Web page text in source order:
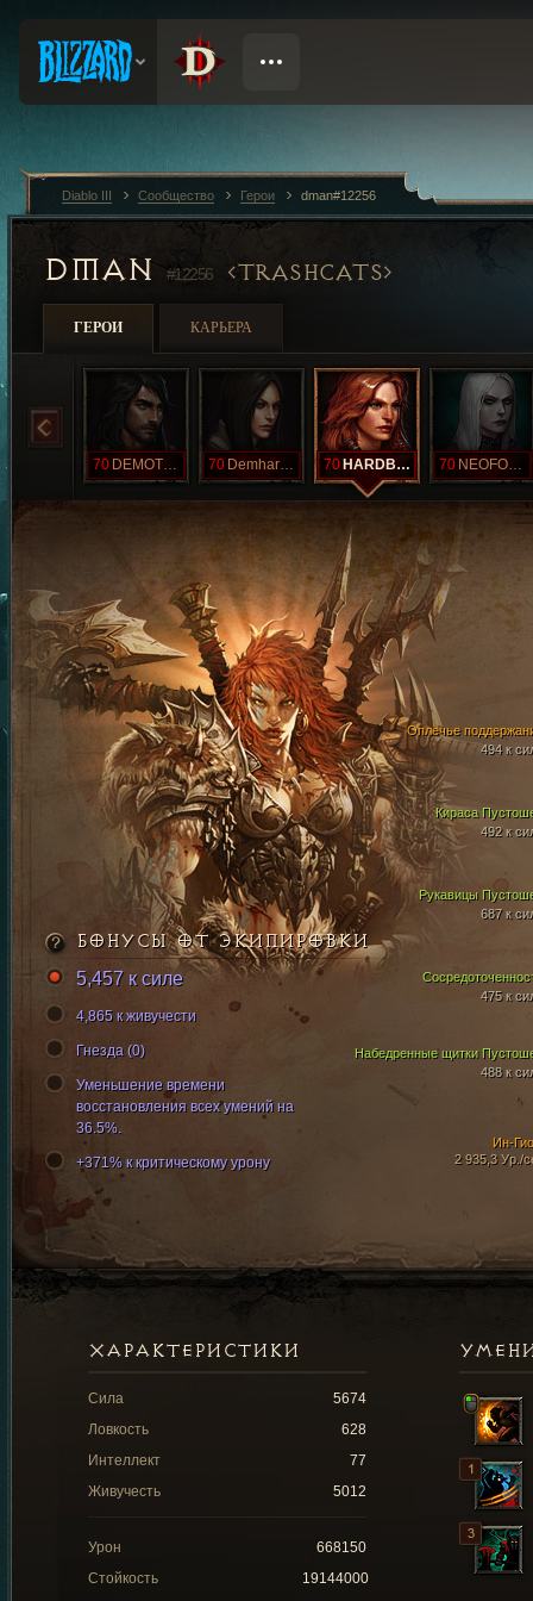
DMAN #12256 TRASHCATS
ГЕРОИ КАРЬЕРА
70 DEMOTHREE 70 Demhardthree 70 HARDBARB 70 NEOFOURHARD
Кираса
492 к
Рукавицы
687 к
Оплечье
494 к
Набедренные щитки
488 к
Ин-
2 935,3 Ур./
475 к
БОНУСЫ ОТ ЭКИПИРОВКИ
5,457 к силе
4,865 к живучести
Гнезда (0)
Уменьшение времени
восстановления всех умений на
36.5%.
+371% к критическому урону
ХАРАКТЕРИСТИКИ
Сила
5674
Ловкость
628
Интеллект
77
Живучесть
5012
Урон
668150
Стойкость
19144000
Diablo III Сообщество Герои dman#12256